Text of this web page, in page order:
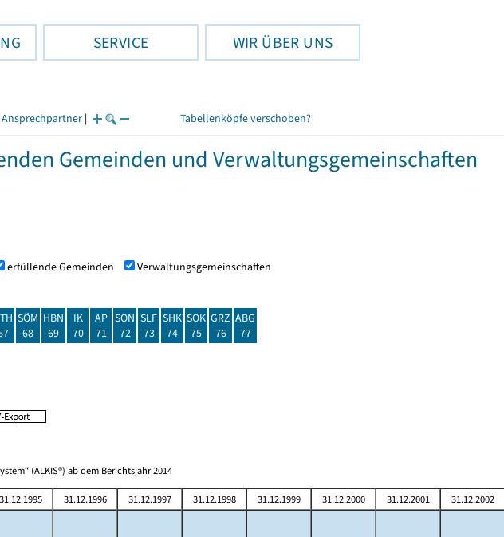
SERVICE WIR ÜBER UNS
Ansprechpartner | Tabellenköpfe verschoben?
Gemeinden und Verwaltungsgemeinschaften
erfüllende Gemeinden Verwaltungsgemeinschaften
SÖM
68
HBN
69
IK
70
AP
71
SON
72
SLF
73
SHK
74
SOK
75
GRZ
76
ABG
77
(ALKIS®) ab dem Berichtsjahr 2014
31.12.1995 31.12.1996 31.12.1997 31.12.1998 31.12.1999 31.12.2000 31.12.2001 31.12.2002